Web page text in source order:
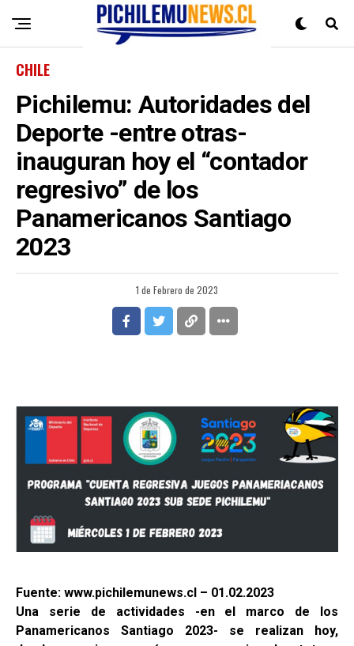
CHILE
Pichilemu: Autoridades del
Deporte -entre otras-
inauguran hoy el “contador
regresivo” de los
Panamericanos Santiago
2023
1 de Febrero de 2023
Fuente: www.pichilemunews.cl – 01.02.2023
Una serie de actividades -en el marco de los
Panamericanos Santiago 2023- se realizan hoy,